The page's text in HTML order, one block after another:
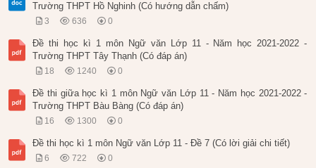
Trường THPT Hồ Nghinh (Có hướng dẫn chấm)
3 636 0
Đề thi học kì 1 môn Ngữ văn Lớp 11 - Năm học 2021-2022 -
Trường THPT Tây Thạnh (Có đáp án)
18 1240 0
Đề thi giữa học kì 1 môn Ngữ văn Lớp 11 - Năm học 2021-2022 -
Trường THPT Bàu Bàng (Có đáp án)
16 1300 0
Đề thi học kì 1 môn Ngữ văn Lớp 11 - Đề 7 (Có lời giải chi tiết)
6 722 0